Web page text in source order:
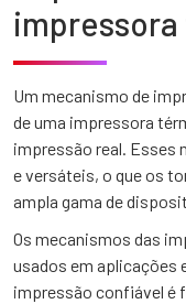
Um mecanismo de
de uma impressora
impressão real.
e versáteis, o que os
ampla gama de
Os mecanismos das
usados em aplicações
impressão confiável é